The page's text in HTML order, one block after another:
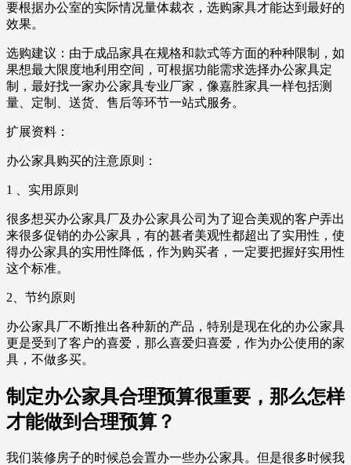
要根据办公室的实际情况量体裁衣，选购家具才能达到最好的
效果。
选购建议：由于成品家具在规格和款式等方面的种种限制，如
果想最大限度地利用空间，可根据功能需求选择办公家具定
制，最好找一家办公家具专业厂家，像嘉胜家具一样包括测
量、定制、送货、售后等环节一站式服务。
扩展资料：
办公家具购买的注意原则：
1 、实用原则
很多想买办公家具厂及办公家具公司为了迎合美观的客户弄出
来很多促销的办公家具，有的甚者美观性都超出了实用性，使
得办公家具的实用性降低，作为购买者，一定要把握好实用性
这个标准。
2、节约原则
办公家具厂不断推出各种新的产品，特别是现在化的办公家具
更是受到了客户的喜爱，那么喜爱归喜爱，作为办公使用的家
具，不做多买。
制定办公家具合理预算很重要，那么怎样
才能做到合理预算？
我们装修房子的时候总会置办一些办公家具。但是很多时候我